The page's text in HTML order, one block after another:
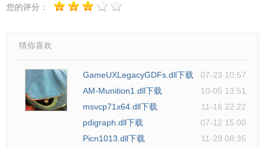
您的评分：
猜你喜欢
GameUXLegacyGDFs.dll下载
07-23 10:57
AM-Munition1.dll下载
10-05 13:51
msvcp71x64.dll下载
11-16 22:22
pdigraph.dll下载
07-12 15:00
Picn1013.dll下载
11-29 08:35